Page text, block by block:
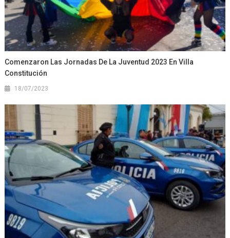
Comenzaron Las Jornadas De La Juventud 2023 En Villa
Constitución
18/07/2023